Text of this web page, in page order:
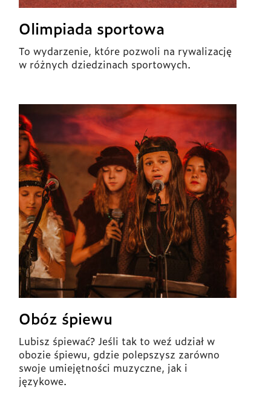
Olimpiada sportowa
To wydarzenie, które pozwoli na rywalizację
w różnych dziedzinach sportowych.
Obóz śpiewu
Lubisz śpiewać? Jeśli tak to weź udział w
obozie śpiewu, gdzie polepszysz zarówno
swoje umiejętności muzyczne, jak i
językowe.